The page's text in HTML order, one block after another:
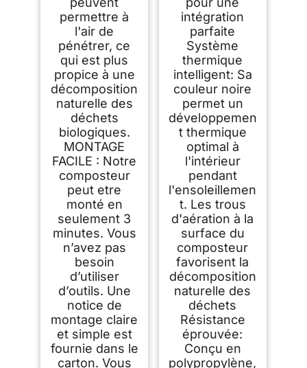
permettre à
l'air de
pénétrer, ce
qui est plus
propice à une
décomposition
naturelle des
déchets
biologiques.
MONTAGE
FACILE : Notre
composteur
peut etre
monté en
seulement 3
minutes. Vous
n’avez pas
besoin
d’utiliser
d’outils. Une
notice de
montage claire
et simple est
fournie dans le
carton. Vous
intégration
parfaite
Système
thermique
intelligent: Sa
couleur noire
permet un
développemen
t thermique
optimal à
l'intérieur
pendant
l'ensoleillemen
t. Les trous
d'aération à la
surface du
composteur
favorisent la
décomposition
naturelle des
déchets
Résistance
éprouvée:
Conçu en
polypropylène,